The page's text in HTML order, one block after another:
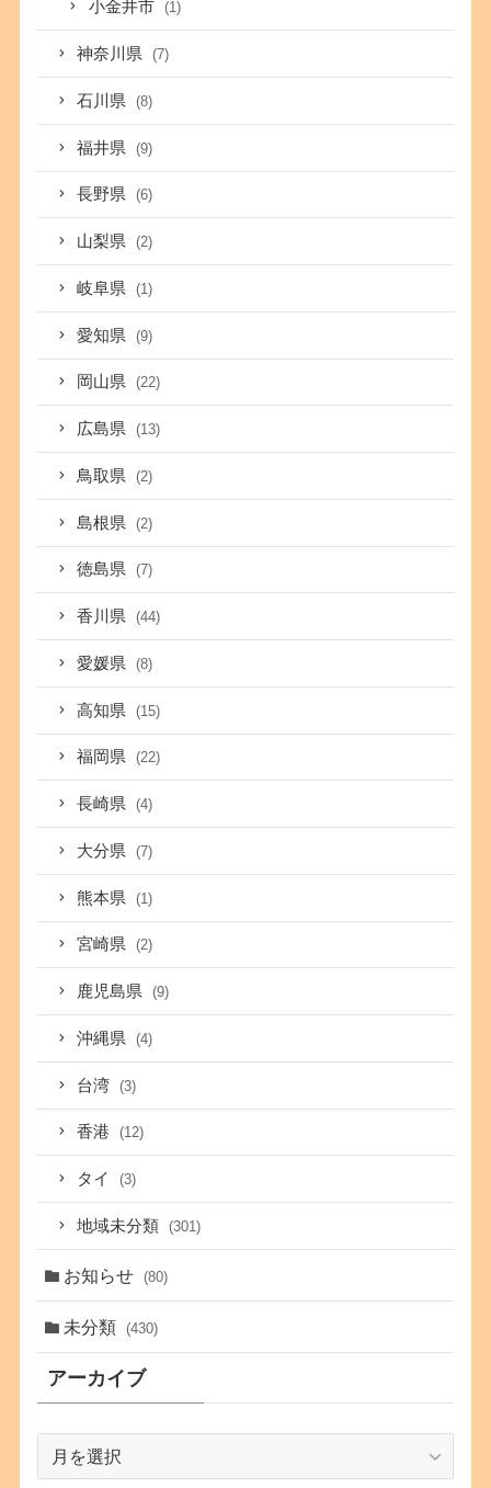
小金井市 (1)
神奈川県 (7)
石川県 (8)
福井県 (9)
長野県 (6)
山梨県 (2)
岐阜県 (1)
愛知県 (9)
岡山県 (22)
広島県 (13)
鳥取県 (2)
島根県 (2)
徳島県 (7)
香川県 (44)
愛媛県 (8)
高知県 (15)
福岡県 (22)
長崎県 (4)
大分県 (7)
熊本県 (1)
宮崎県 (2)
鹿児島県 (9)
沖縄県 (4)
台湾 (3)
香港 (12)
タイ (3)
地域未分類 (301)
お知らせ (80)
未分類 (430)
アーカイブ